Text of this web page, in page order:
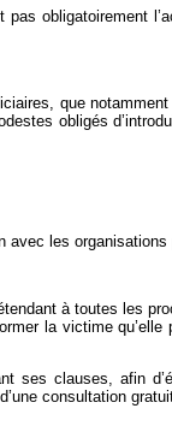
obligatoirement
que
obligés
les organisations
à toutes les
la victime
ses clauses, afin
consultation